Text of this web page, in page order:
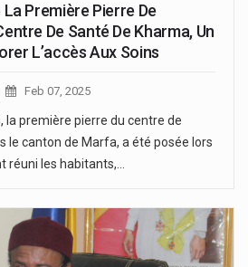
La Première Pierre De
De Santé De Kharma, Un
L’accès Aux Soins
Feb 07, 2025
la première pierre du centre de
le canton de Marfa, a été posée lors
réuni les habitants,…